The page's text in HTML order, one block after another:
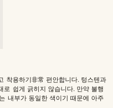
착용하기非常 편안합니다. 텅스텐과
로 쉽게 긁히지 않습니다. 만약 불행
내부가 동일한 색이기 때문에 아주